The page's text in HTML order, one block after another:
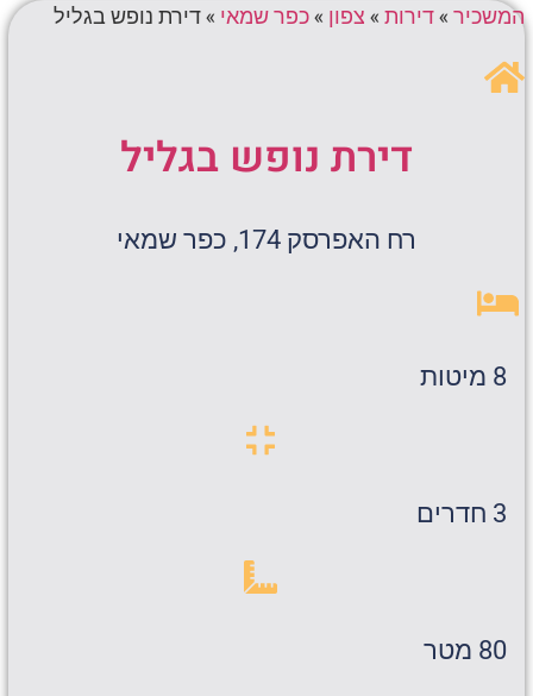
המשכיר »דירות » צפון »כפר שמאי »דירת נופש בגליל
דירת נופש בגליל
רח האפרסק 174, כפר שמאי
8 מיטות
3 חדרים
80 מטר